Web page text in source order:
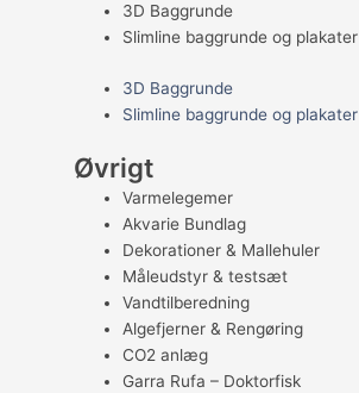
3D Baggrunde
Slimline baggrunde og plakater
3D Baggrunde
Slimline baggrunde og plakater
Øvrigt
Varmelegemer
Akvarie Bundlag
Dekorationer & Mallehuler
Måleudstyr & testsæt
Vandtilberedning
Algefjerner & Rengøring
CO2 anlæg
Garra Rufa – Doktorfisk